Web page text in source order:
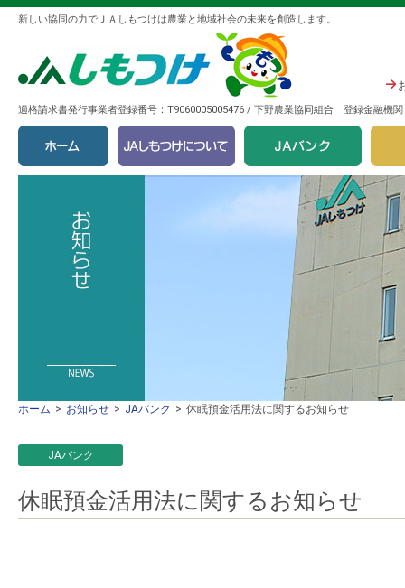
新しい協同の力でＪＡしもつけは農業と地域社会の未来を創造します。
適格請求書発行事業者登録番号：T9060005005476 / 下野農業協同組合 登録金融機
ホーム お知らせ JAバンク 休眠預金活用法に関するお知らせ
JAバンク
休眠預金活用法に関するお知らせ